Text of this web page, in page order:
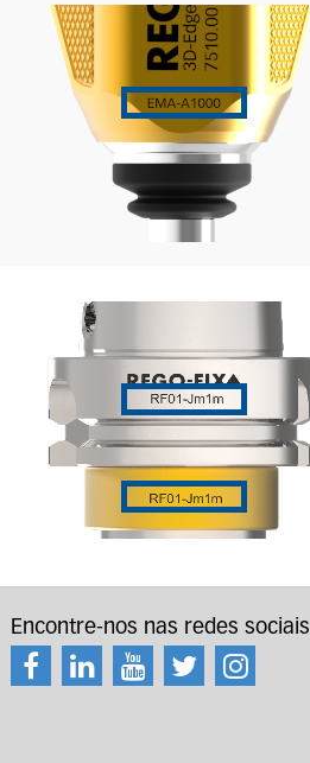
Encontre-nos nas redes sociais